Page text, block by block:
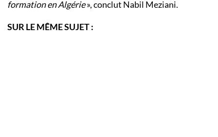
formation en Algérie», conclut Nabil Meziani.
SUR LE MÊME SUJET :